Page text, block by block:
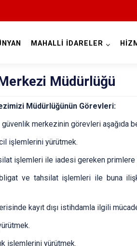
Bünyan
Develi
Hacılar
MAHALLİ İDARELER
Müdürlüğü
Müdürlüğünün Görevleri:
merkezinin görevleri aşağıda
işlemlerini yürütmek.
işlemleri ile iadesi gereken
ve tahsilat işlemleri ile buna
kayıt dışı istihdamla ilgili
işlemlerini yürütmek.